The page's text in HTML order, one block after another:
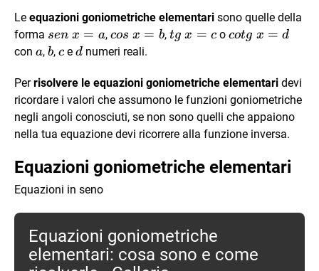
Le equazioni goniometriche elementari sono quelle della
forma sen
\ x
a
sen x = a, cos
\
b
cos x = b, tg \
tg x = co cotg
cotg x = d
con a
a, b
b, c
c e d
d numeri reali.
Perrisolvere le equazioni goniometriche elementari devi
ricordare i valori che assumono le funzioni goniometriche
negli angoli conosciuti, se non sono quelli che appaiono
nella tua equazione devi ricorrere alla funzione inversa.
Equazioni goniometriche elementari
Equazioni in seno
Equazioni goniometriche
elementari: cosa sono e come